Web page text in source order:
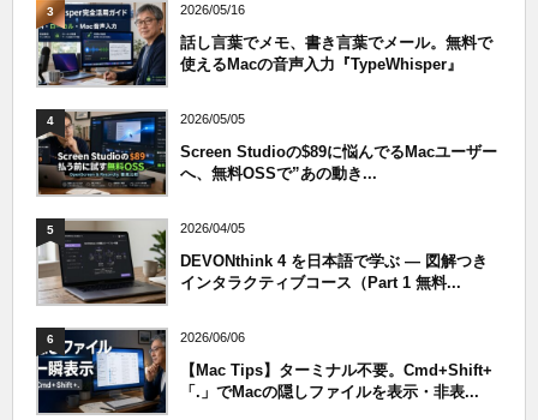
3 2026/05/16
話し言葉でメモ、書き言葉でメール。無料で
使えるMacの音声入力『TypeWhisper』
4 2026/05/05
Screen Studioの$89に悩んでるMacユーザー
へ、無料OSSで”あの動き...
5 2026/04/05
DEVONthink 4 を日本語で学ぶ — 図解つき
インタラクティブコース（Part 1 無料...
6 2026/06/06
【Mac Tips】ターミナル不要。Cmd+Shift+
「.」でMacの隠しファイルを表示・非表...